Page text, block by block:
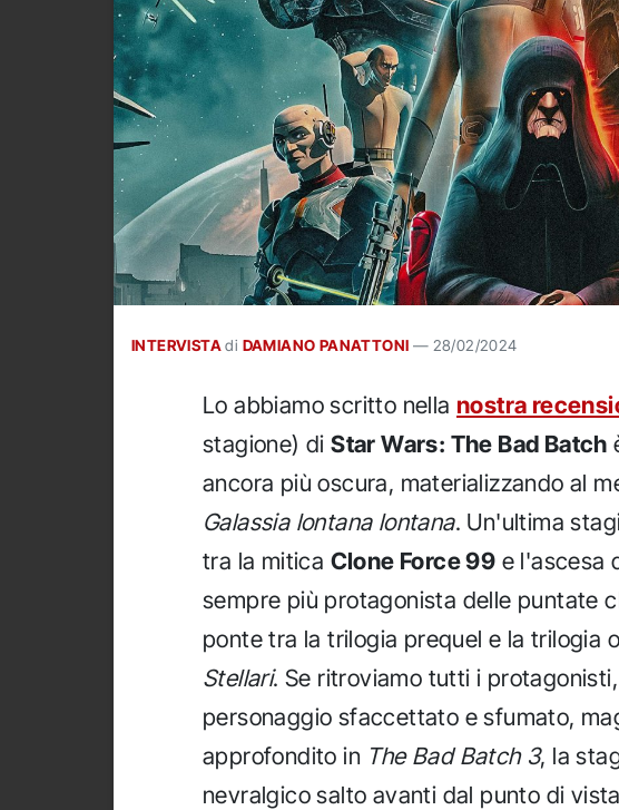
INTERVISTA di DAMIANO PANATTONI — 28/02/2024
Lo abbiamo scritto nella nostra
stagione) diStar Wars: The Bad Batch
ancora più oscura, materializzando al
Galassia lontana lontana. Un'ultima
tra la mitica Clone Force 99 e l'ascesa
sempre più protagonista delle puntate
ponte tra la trilogia prequel e la trilogia
Stellari. Se ritroviamo tutti i
personaggio sfaccettato e sfumato,
approfondito in The Bad Batch 3, la
nevralgico salto avanti dal punto di